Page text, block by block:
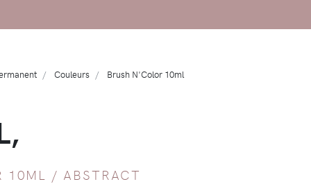
Couleurs Brush N'Color 10ml
10ML / ABSTRACT